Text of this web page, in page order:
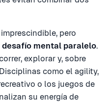
pero
desafío mental paralelo.
explorar y, sobre
como el agility,
o los juegos de
su energía de